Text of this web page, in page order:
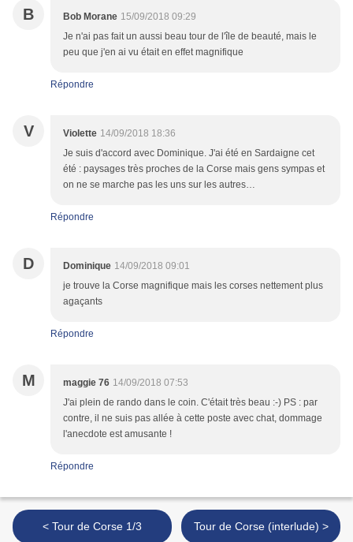
B Bob Morane 15/09/2018 09:29
Je n'ai pas fait un aussi beau tour de l'île de beauté, mais le
peu que j'en ai vu était en effet magnifique
Répondre
V Violette 14/09/2018 18:36
Je suis d'accord avec Dominique. J'ai été en Sardaigne cet
été : paysages très proches de la Corse mais gens sympas et
on ne se marche pas les uns sur les autres…
Répondre
D Dominique 14/09/2018 09:01
je trouve la Corse magnifique mais les corses nettement plus
agaçants
Répondre
M maggie 76 14/09/2018 07:53
J'ai plein de rando dans le coin. C'était très beau :-) PS : par
contre, il ne suis pas allée à cette poste avec chat, dommage
l'anecdote est amusante !
Répondre
< Tour de Corse 1/3 Tour de Corse (interlude) >